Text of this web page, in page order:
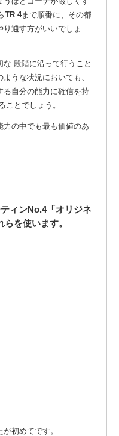
TR 4まで順番に、その都
通す方がいいでしょ
な 段階に沿って行うこと
うな状況においても、
る自分の能力に確信を持
ことでしょう。
力の中でも最も価値のあ
ィンNo.4「オリジネ
を使います。
初めてです。